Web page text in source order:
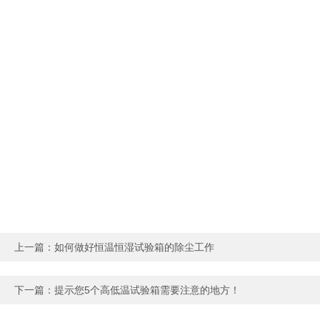
上一篇： 如何做好恒温恒湿试验箱的除尘工作
下一篇： 提示您5个高低温试验箱需要注意的地方！